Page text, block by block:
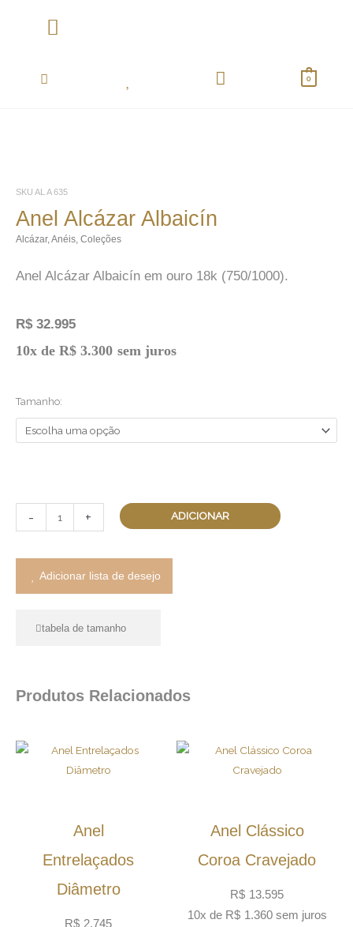
0
SKU AL A 635
Anel Alcázar Albaicín
Alcázar,Anéis, Coleções
Anel Alcázar Albaicín em ouro 18k (750/1000).
R$ 32.995
10x de R$ 3.300 sem juros
Tamanho:
-
Anel
quantidade
+ ADICIONAR
Adicionar lista de desejo
tabela de tamanho
Produtos Relacionados
Anel
Entrelaçados
Diâmetro
R$ 2.745
Anel Clássico
Coroa Cravejado
R$ 13.595
10x de R$ 1.360 sem juros